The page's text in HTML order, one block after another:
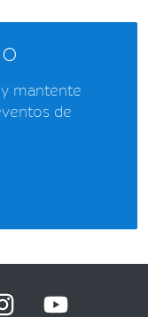
mantente
de